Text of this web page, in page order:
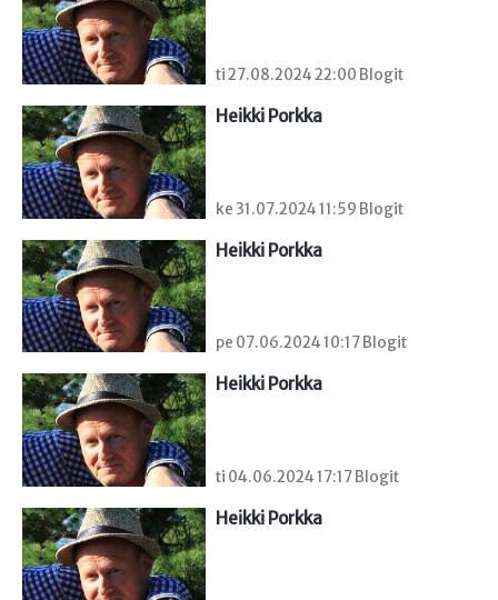
ti 27.08.2024 22:00 Blogit
Heikki Porkka
ke 31.07.2024 11:59 Blogit
Heikki Porkka
pe 07.06.2024 10:17 Blogit
Heikki Porkka
ti 04.06.2024 17:17 Blogit
Heikki Porkka